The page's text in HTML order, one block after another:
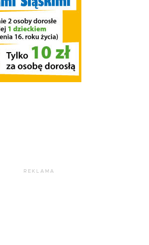
REKLAMA